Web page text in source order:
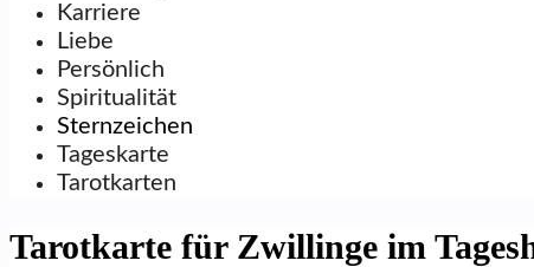
Karriere
Liebe
Persönlich
Spiritualität
Sternzeichen
Tageskarte
Tarotkarten
Tarotkarte für Zwillinge im